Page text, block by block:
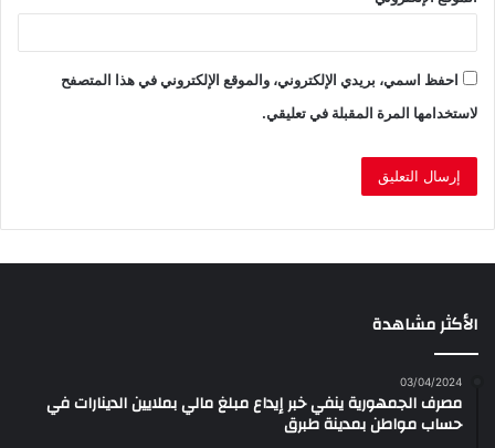
احفظ اسمي، بريدي الإلكتروني، والموقع الإلكتروني في هذا المتصفح
لاستخدامها المرة المقبلة في تعليقي.
الأكثر مشاهدة
03/04/2024
مصرف الجمهورية ينفي خبر إيداع مبلغ مالي بملايين الدينارات في
حساب مواطن بمدينة طبرق